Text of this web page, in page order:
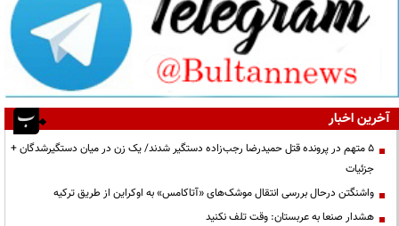
آخرین اخبار
۵ متهم در پرونده قتل حمیدرضا رجب‌زاده دستگیر شدند/ یک زن در میان دستگیرشدگان +
جزئیات
واشنگتن درحال بررسی انتقال موشک‌های «آتاکامس» به اوکراین از طریق ترکیه
هشدار صنعا به عربستان: وقت تلف نکنید